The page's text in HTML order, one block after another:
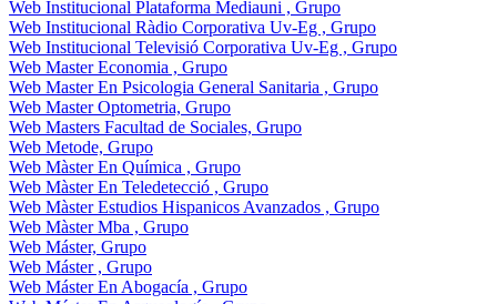
Web Institucional Plataforma Mediauni , Grupo
Web Institucional Ràdio Corporativa Uv-Eg , Grupo
Web Institucional Televisió Corporativa Uv-Eg , Grupo
Web Master Economia , Grupo
Web Master En Psicologia General Sanitaria , Grupo
Web Master Optometria, Grupo
Web Masters Facultad de Sociales, Grupo
Web Metode, Grupo
Web Màster En Química , Grupo
Web Màster En Teledetecció , Grupo
Web Màster Estudios Hispanicos Avanzados , Grupo
Web Màster Mba , Grupo
Web Máster, Grupo
Web Máster , Grupo
Web Máster En Abogacía , Grupo